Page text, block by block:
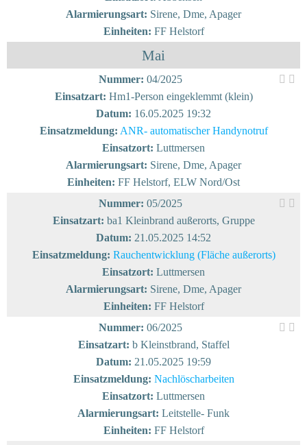
Alarmierungsart: Sirene, Dme, Apager
Einheiten: FF Helstorf
Mai
Nummer: 04/2025
Einsatzart: Hm1-Person eingeklemmt (klein)
Datum: 16.05.2025 19:32
Einsatzmeldung: ANR- automatischer Handynotruf
Einsatzort: Luttmersen
Alarmierungsart: Sirene, Dme, Apager
Einheiten: FF Helstorf, ELW Nord/Ost
Nummer: 05/2025
Einsatzart: ba1 Kleinbrand außerorts, Gruppe
Datum: 21.05.2025 14:52
Einsatzmeldung: Rauchentwicklung (Fläche außerorts)
Einsatzort: Luttmersen
Alarmierungsart: Sirene, Dme, Apager
Einheiten: FF Helstorf
Nummer: 06/2025
Einsatzart: b Kleinstbrand, Staffel
Datum: 21.05.2025 19:59
Einsatzmeldung: Nachlöscharbeiten
Einsatzort: Luttmersen
Alarmierungsart: Leitstelle- Funk
Einheiten: FF Helstorf